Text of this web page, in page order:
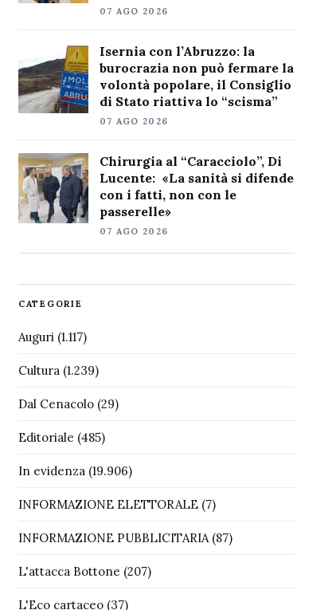
07 AGO 2026
Isernia con l’Abruzzo: la
burocrazia non può fermare la
volontà popolare, il Consiglio
di Stato riattiva lo “scisma”
07 AGO 2026
Chirurgia al “Caracciolo”, Di
Lucente: «La sanità si difende
con i fatti, non con le
passerelle»
07 AGO 2026
CATEGORIE
Auguri(1.117)
Cultura(1.239)
Dal Cenacolo(29)
Editoriale (485)
In evidenza(19.906)
INFORMAZIONE ELETTORALE(7)
INFORMAZIONE PUBBLICITARIA(87)
L'attacca Bottone (207)
L'Eco cartaceo(37)